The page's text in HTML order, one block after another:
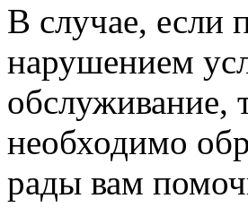
В случае, если
нарушением
обслуживание,
необходимо
рады вам